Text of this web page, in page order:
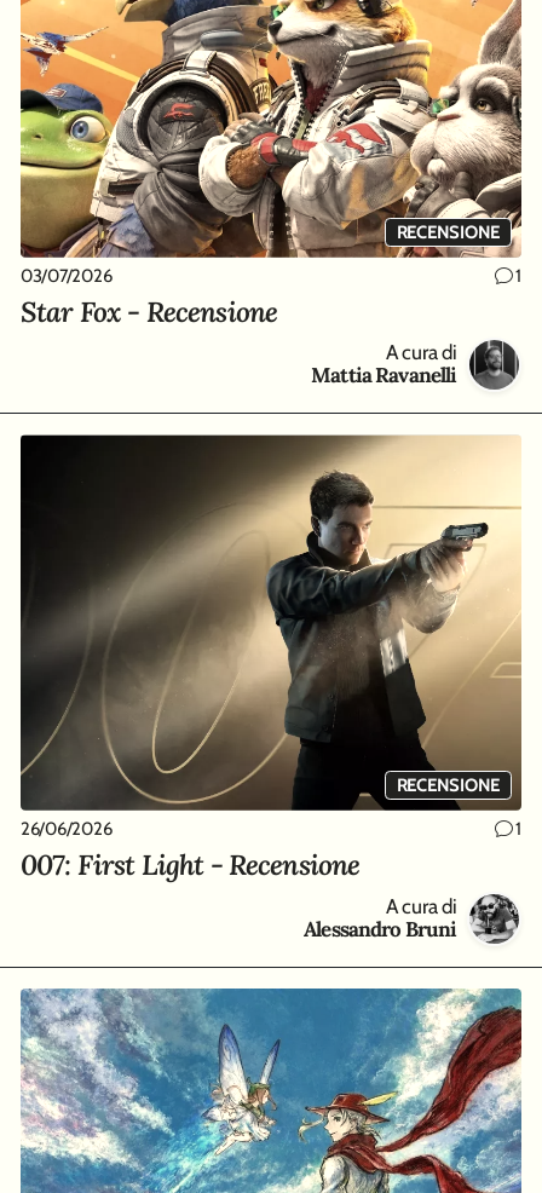
RECENSIONE
03/07/2026 1
Star Fox - Recensione
A cura di
Mattia Ravanelli
RECENSIONE
26/06/2026 1
007: First Light - Recensione
A cura di
Alessandro Bruni